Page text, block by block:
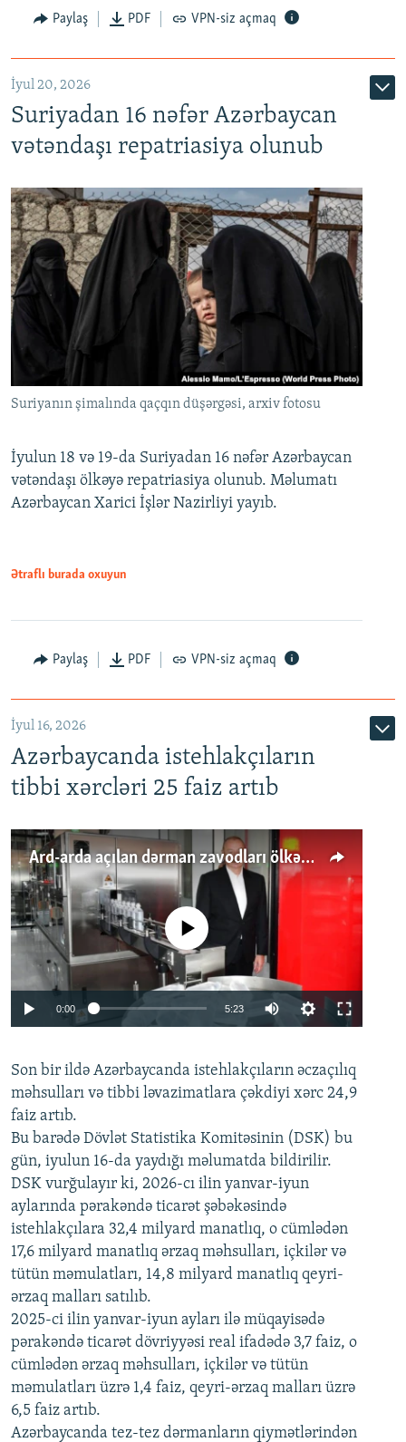
Auto
Paylaş PDF VPN-siz açmaq
İyul 20, 2026
Suriyadan 16 nəfər Azərbaycan
vətəndaşı repatriasiya olunub
Suriyanın şimalında qaçqın düşərgəsi, arxiv fotosu
İyulun 18 və 19-da Suriyadan 16 nəfər Azərbaycan
vətəndaşı ölkəyə repatriasiya olunub. Məlumatı
Azərbaycan Xarici İşlər Nazirliyi yayıb.
Ətraflı burada oxuyun
Paylaş PDF VPN-siz açmaq
İyul 16, 2026
Azərbaycanda istehlakçıların
tibbi xərcləri 25 faiz artıb
Ard-arda açılan dərman zavodları ölkənin tələbatını ödəyirmi?
Auto 240p 360p 480p
720p 1080p
No media source currently available
0:00 5:23
360p
480p
720p
1080p
Son bir ildə Azərbaycanda istehlakçıların əczaçılıq
məhsulları və tibbi ləvazimatlara çəkdiyi xərc 24,9
faiz artıb.
Bu barədə Dövlət Statistika Komitəsinin (DSK) bu
gün, iyulun 16-da yaydığı məlumatda bildirilir.
DSK vurğulayır ki, 2026-cı ilin yanvar-iyun
aylarında pərakəndə ticarət şəbəkəsində
istehlakçılara 32,4 milyard manatlıq, o cümlədən
17,6 milyard manatlıq ərzaq məhsulları, içkilər və
tütün məmulatları, 14,8 milyard manatlıq qeyri-
ərzaq malları satılıb.
2025-ci ilin yanvar-iyun ayları ilə müqayisədə
pərakəndə ticarət dövriyyəsi real ifadədə 3,7 faiz, o
cümlədən ərzaq məhsulları, içkilər və tütün
məmulatları üzrə 1,4 faiz, qeyri-ərzaq malları üzrə
6,5 faiz artıb.
Azərbaycanda tez-tez dərmanların qiymətlərindən